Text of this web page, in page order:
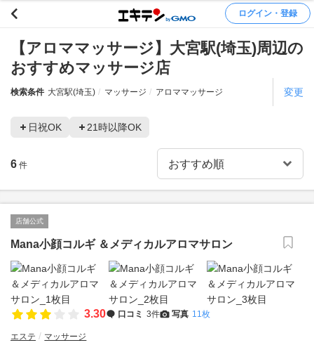
ログイン・登録
【アロママッサージ】大宮駅(埼玉)周辺の
おすすめマッサージ店
検索条件 大宮駅(埼玉) マッサージ アロママッサージ 変更
日祝OK 21時以降OK
6 件
店舗公式
Mana小顔コルギ ＆メディカルアロマサロン
3.30 口コミ 3件 写真 11枚
エステ マッサージ